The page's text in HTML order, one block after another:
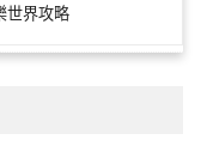
世界攻略